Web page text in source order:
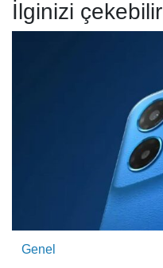
İlginizi çekebilir
Genel